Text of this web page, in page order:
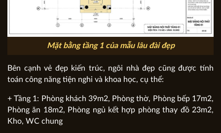
Mặt bằng tầng 1 của mẫu lâu đài đẹp
Bên cạnh vẻ đẹp kiến trúc, ngôi nhà đẹp cũng được tính
toán công năng tiện nghi và khoa học, cụ thể:
+ Tầng 1: Phòng khách 39m2, Phòng thờ, Phòng bếp 17m2,
Phòng ăn 18m2, Phòng ngủ kết hợp phòng thay đồ 23m2,
Kho, WC chung